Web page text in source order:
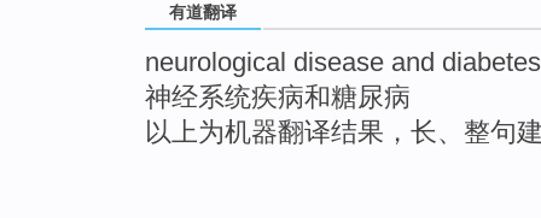
有道翻译
neurological disease and
神经系统疾病和糖尿病
以上为机器翻译结果，长、整句